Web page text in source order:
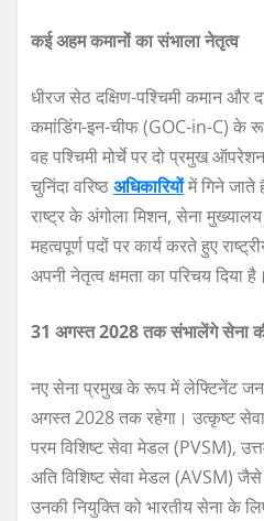
कई अहम कमानों का संभाला नेतृत्व
धीरज सेठ दक्षिण-पश्चिमी कमान
कमांडिंग-इन-चीफ (GOC-in-C) के
वह पश्चिमी मोर्चे पर दो प्रमुख
चुनिंदा वरिष्ठअधिकारियोंमें गिने जाते
राष्ट्र के अंगोला मिशन, सेना
महत्वपूर्ण पदों पर कार्य करते हुए
अपनी नेतृत्व क्षमता का परिचय दिया है।
31 अगस्त 2028 तक संभालेंगे सेना
नए सेना प्रमुख के रूप में लेफ्टिनेंट
अगस्त 2028 तक रहेगा। उत्कृष्ट
परम विशिष्ट सेवा मेडल (PVSM),
अति विशिष्ट सेवा मेडल (AVSM) जैसे
उनकी नियुक्ति को भारतीय सेना के